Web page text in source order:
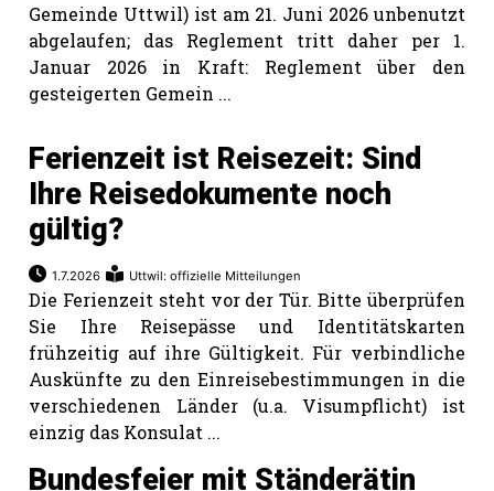
Gemeinde Uttwil) ist am 21. Juni 2026 unbenutzt
abgelaufen; das Reglement tritt daher per 1.
Januar 2026 in Kraft: Reglement über den
gesteigerten Gemein ...
Ferienzeit ist Reisezeit: Sind
Ihre Reisedokumente noch
gültig?
1.7.2026 Uttwil: offizielle Mitteilungen
Die Ferienzeit steht vor der Tür. Bitte überprüfen
Sie Ihre Reisepässe und Identitätskarten
frühzeitig auf ihre Gültigkeit. Für verbindliche
Auskünfte zu den Einreisebestimmungen in die
verschiedenen Länder (u.a. Visumpflicht) ist
einzig das Konsulat ...
Bundesfeier mit Ständerätin